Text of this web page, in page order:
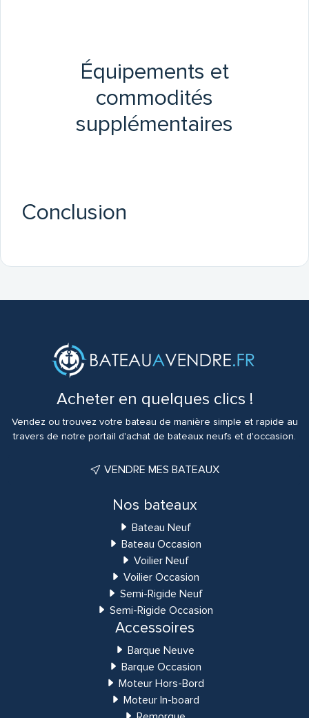
Équipements et
commodités
supplémentaires
Conclusion
Acheter en quelques clics !
Vendez ou trouvez votre bateau de manière simple et rapide au
travers de notre portail d'achat de bateaux neufs et d'occasion.
VENDRE MES BATEAUX
Nos bateaux
Bateau Neuf
Bateau Occasion
Voilier Neuf
Voilier Occasion
Semi-Rigide Neuf
Semi-Rigide Occasion
Accessoires
Barque Neuve
Barque Occasion
Moteur Hors-Bord
Moteur In-board